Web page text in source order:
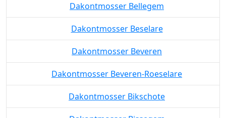
Dakontmosser Bellegem
Dakontmosser Beselare
Dakontmosser Beveren
Dakontmosser Beveren-Roeselare
Dakontmosser Bikschote